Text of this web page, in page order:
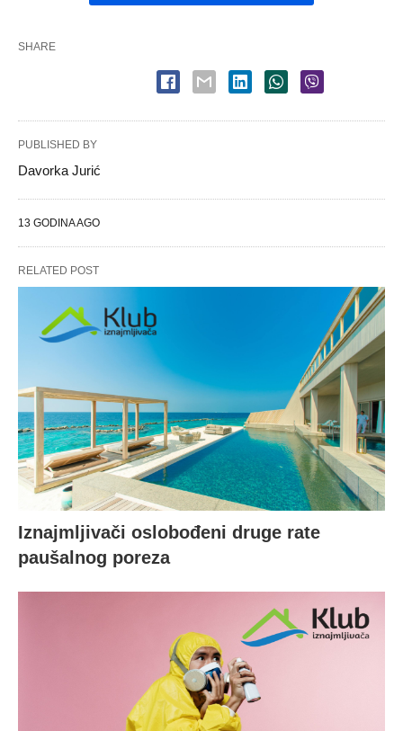
SHARE
PUBLISHED BY
Davorka Jurić
13 GODINA AGO
RELATED POST
Iznajmljivači oslobođeni druge rate
paušalnog poreza